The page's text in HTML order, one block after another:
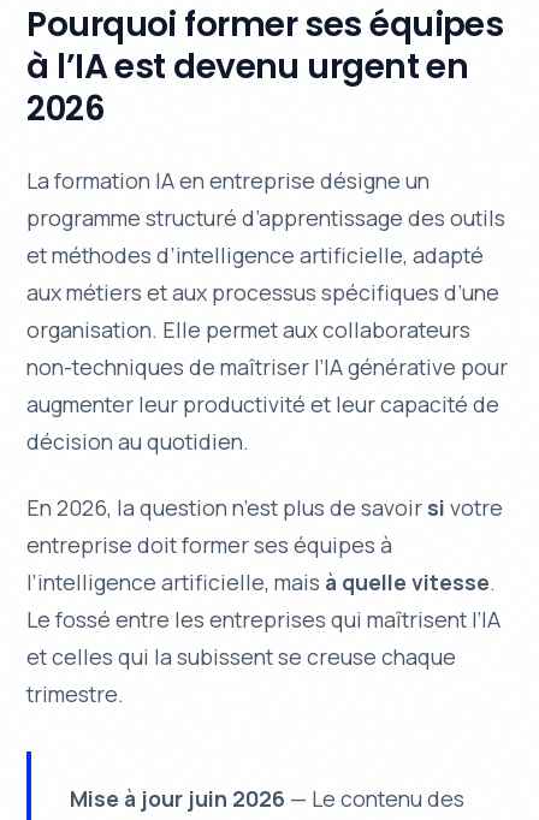
Pourquoi former ses équipes
à l’IA est devenu urgent en
2026
La formation IA en entreprise désigne un
programme structuré d’apprentissage des outils
et méthodes d’intelligence artificielle, adapté
aux métiers et aux processus spécifiques d’une
organisation. Elle permet aux collaborateurs
non-techniques de maîtriser l’IA générative pour
augmenter leur productivité et leur capacité de
décision au quotidien.
En 2026, la question n’est plus de savoir si votre
entreprise doit former ses équipes à
l’intelligence artificielle, mais à quelle vitesse.
Le fossé entre les entreprises qui maîtrisent l’IA
et celles qui la subissent se creuse chaque
trimestre.
Mise à jour juin 2026 — Le contenu des